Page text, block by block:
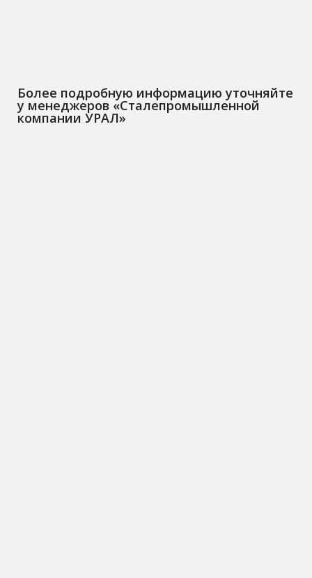
Более подробную информацию уточняйте
у менеджеров «Сталепромышленной
компании УРАЛ»